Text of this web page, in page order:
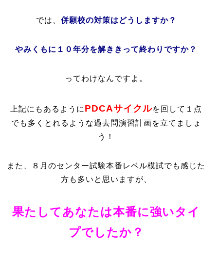
では、 併願校の対策はどうしますか？
やみくもに１０年分を解ききって終わりですか？
ってわけなんですよ。
上記にもあるように PDCAサイクルを回して１点
でも多くとれるような過去問演習計画を立てましょ
う！
また、８月のセンター試験本番レベル模試でも感じた
方も多いと思いますが、
果たしてあなたは本番に強いタイ
プでしたか？